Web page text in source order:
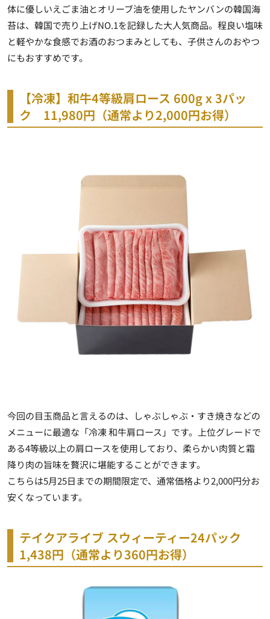
体に優しいえごま油とオリーブ油を使用したヤンバンの韓国海
苔は、韓国で売り上げNO.1を記録した大人気商品。程良い塩味
と軽やかな食感でお酒のおつまみとしても、子供さんのおやつ
にもおすすめです。
【冷凍】和牛4等級肩ロース 600g x 3パッ
ク 11,980円（通常より2,000円お得）
今回の目玉商品と言えるのは、しゃぶしゃぶ・すき焼きなどの
メニューに最適な「冷凍 和牛肩ロース」です。上位グレードで
ある4等級以上の肩ロースを使用しており、柔らかい肉質と霜
降り肉の旨味を贅沢に堪能することができます。
こちらは5月25日までの期間限定で、通常価格より2,000円分お
安くなっています。
テイクアライブ スウィーティー24パック
1,438円（通常より360円お得）